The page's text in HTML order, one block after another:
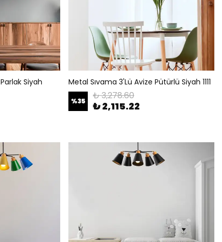
Siyah
Metal Sıvama 3'Lü Avize Pütürlü Siyah 1111
%35 ₺ 3,278.60
₺ 2,115.22